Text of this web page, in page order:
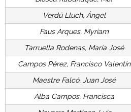
o
r
a
Verdú Lluch, Ángel
Faus Arques, Myriam
Tarruella Rodenas, María José
Campos Pérez, Francisco Valentín
Maestre Falcó, Juan José
Alba Campos, Francisca